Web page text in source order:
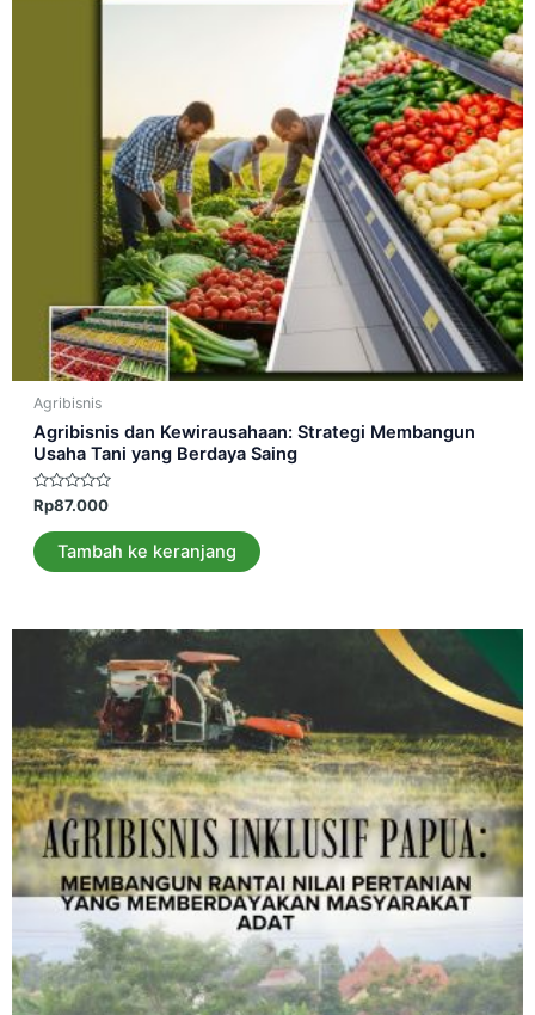
Agribisnis
Agribisnis dan Kewirausahaan: Strategi Membangun
Usaha Tani yang Berdaya Saing
Dinilai
0
dari
5
Rp87.000
Tambah ke keranjang